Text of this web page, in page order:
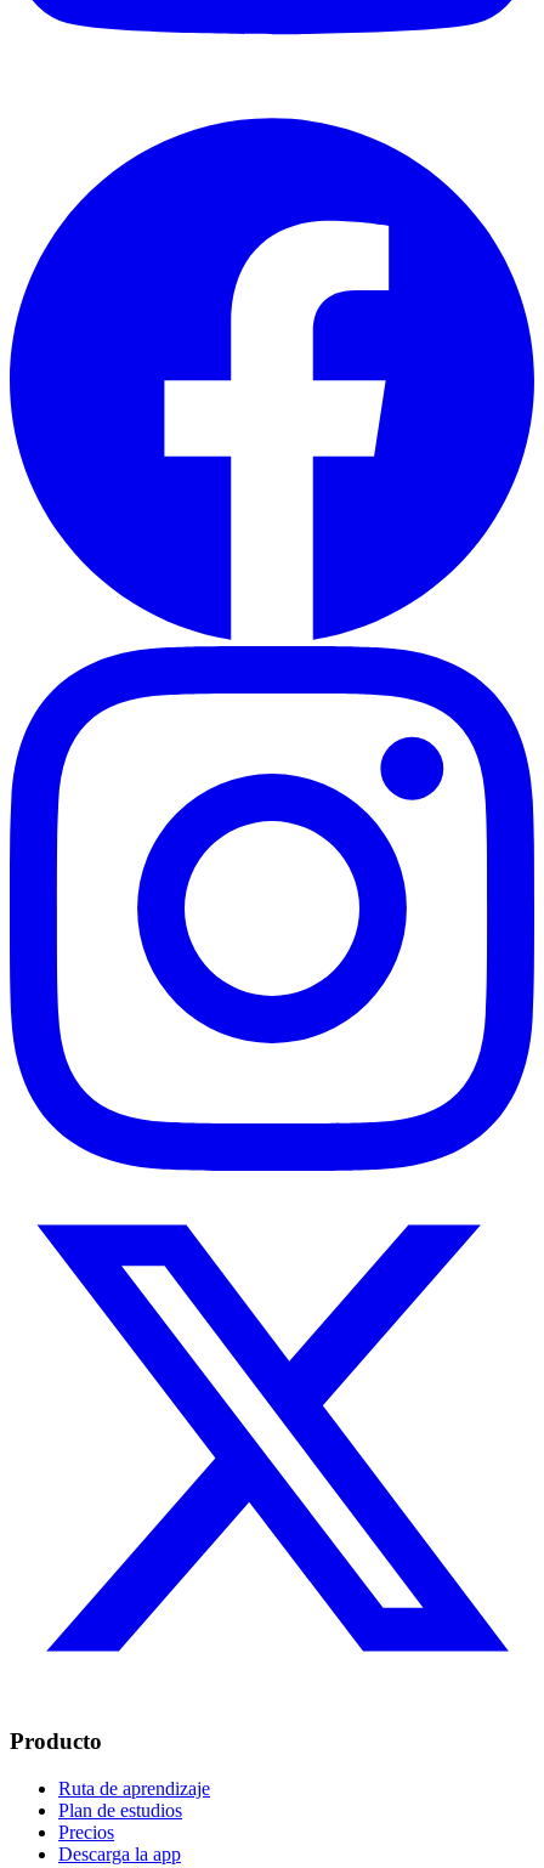
Producto
Ruta de aprendizaje
Plan de estudios
Precios
Descarga la app